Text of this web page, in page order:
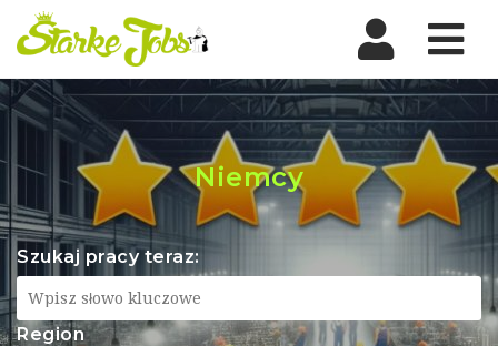
Niemcy
Szukaj pracy teraz:
Region